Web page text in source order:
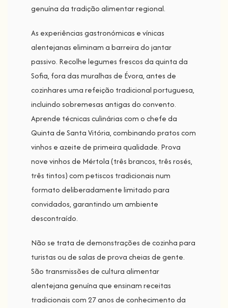
genuína da tradição alimentar regional.
As experiências gastronómicas e vínicas
alentejanas eliminam a barreira do jantar
passivo. Recolhe legumes frescos da quinta da
Sofia, fora das muralhas de Évora, antes de
cozinhares uma refeição tradicional portuguesa,
incluindo sobremesas antigas do convento.
Aprende técnicas culinárias com o chefe da
Quinta de Santa Vitória, combinando pratos com
vinhos e azeite de primeira qualidade. Prova
nove vinhos de Mértola (três brancos, três rosés,
três tintos) com petiscos tradicionais num
formato deliberadamente limitado para
convidados, garantindo um ambiente
descontraído.
Não se trata de demonstrações de cozinha para
turistas ou de salas de prova cheias de gente.
São transmissões de cultura alimentar
alentejana genuína que ensinam receitas
tradicionais com 27 anos de conhecimento da